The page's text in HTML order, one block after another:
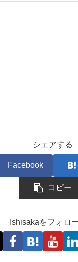
シェアする
Facebook
コピー
Ishisakaをフォロ